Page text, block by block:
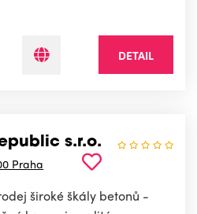
DETAIL
s.r.o.
Praha
široké škály betonů -